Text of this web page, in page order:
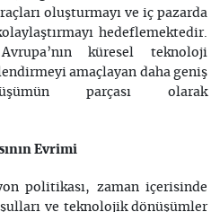
oluşturmayı ve iç pazarda
hedeflemektedir.
küresel teknoloji
amaçlayan daha geniş
parçası olarak
Evrimi
politikası, zaman içerisinde
ve teknolojik dönüşümler